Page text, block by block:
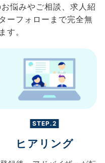
悩みやご相談、求人紹
ーフォローまで完全無
す。
STEP.2
ヒアリング